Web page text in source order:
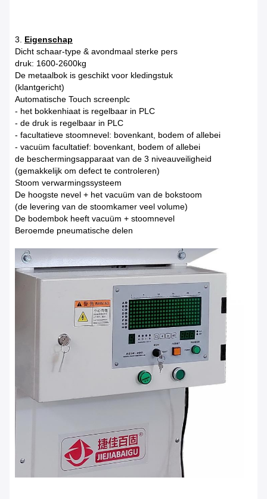
3. Eigenschap
Dicht schaar-type & avondmaal sterke pers
druk: 1600-2600kg
De metaalbok is geschikt voor kledingstuk
(klantgericht)
Automatische Touch screenplc
- het bokkenhiaat is regelbaar in PLC
- de druk is regelbaar in PLC
- facultatieve stoomnevel: bovenkant, bodem of allebei
- vacuüm facultatief: bovenkant, bodem of allebei
de beschermingsapparaat van de 3 niveauveiligheid
(gemakkelijk om defect te controleren)
Stoom verwarmingssysteem
De hoogste nevel + het vacuüm van de bokstoom
(de levering van de stoomkamer veel volume)
De bodembok heeft vacuüm + stoomnevel
Beroemde pneumatische delen